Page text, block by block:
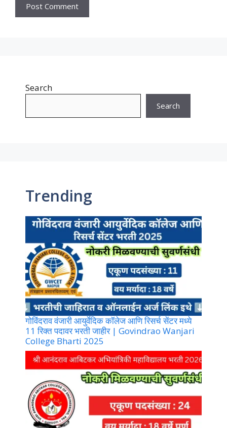
Search
Search
Trending
गोविंदराव वंजारी आयुर्वेदिक कॉलेज आणि रिसर्च सेंटर मध्ये
11 रिक्त पदावर भरती जाहीर | Govindrao Wanjari
College Bharti 2025